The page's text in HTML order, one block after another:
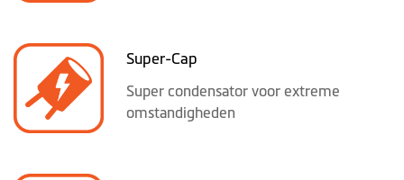
Super-Cap
Super condensator voor extreme
omstandigheden